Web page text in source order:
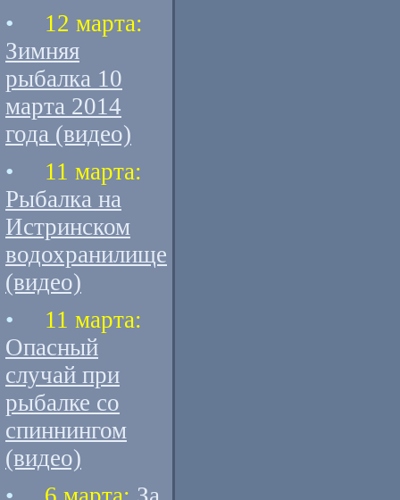
• 12 марта:
Зимняя
рыбалка 10
марта 2014
года (видео)
• 11 марта:
Рыбалка на
Истринском
водохранилище
(видео)
• 11 марта:
Опасный
случай при
рыбалке со
спиннингом
(видео)